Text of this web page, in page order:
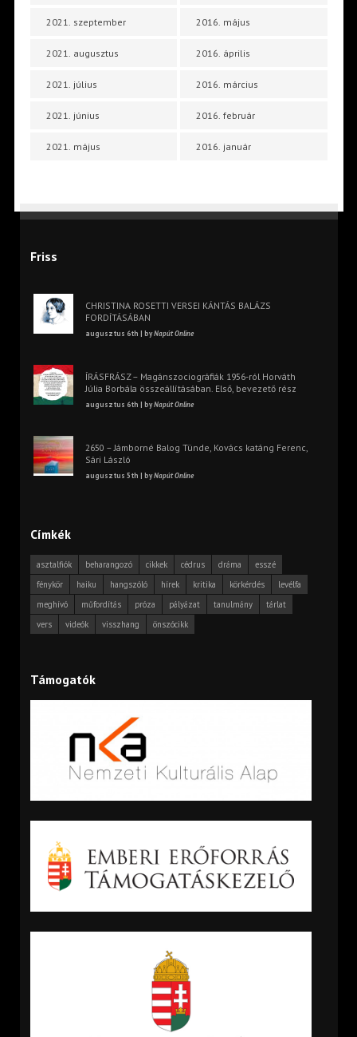
2021. szeptember
2021. augusztus
2021. július
2021. június
2021. május
2016. május
2016. április
2016. március
2016. február
2016. január
Friss
CHRISTINA ROSETTI VERSEI KÁNTÁS BALÁZS
FORDÍTÁSÁBAN
augusztus 6th | byNapút Online
ÍRÁSFRÁSZ – Magánszociográfiák 1956-ról Horváth
Júlia Borbála összeállításában. Első, bevezető rész
augusztus 6th | byNapút Online
2650 – Jámborné Balog Tünde, Kovács katáng Ferenc,
Sári László
augusztus 5th | byNapút Online
Címkék
asztalfiók beharangozó cikkek cédrus dráma
esszé
fénykör
haiku hangszóló hírek kritika körkérdés
levélfa
meghívó
műfordítás próza pályázat tanulmány
tárlat
vers
videók visszhang önszócikk
Támogatók